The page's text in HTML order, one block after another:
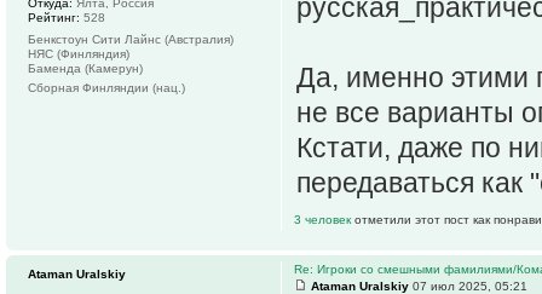
Да, именно этими
не все варианты
Кстати, даже по
передаваться как
3 человек отметили этот пост как
Откуда: Ялта, Россия
Рейтинг: 528
Бенкстоун Сити Лайнс (Австралия)
НЯС (Финляндия)
Баменда (Камерун)
Сборная Финляндии (нац.)
Re: Игроки со смешными фамилиями/
Ataman Uralskiy 07 июл 2025, 05:21
Ataman Uralskiy